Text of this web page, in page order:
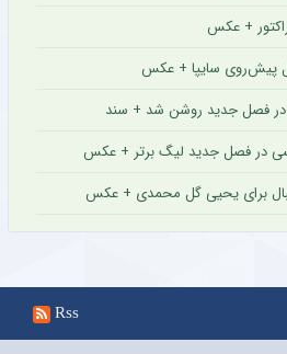
+ عکس
پیش‌روی سایپا + عکس
در فصل جدید روشن شد + سند
در فصل جدید لیگ برتر + عکس
برای یحیی گل محمدی + عکس
Rss